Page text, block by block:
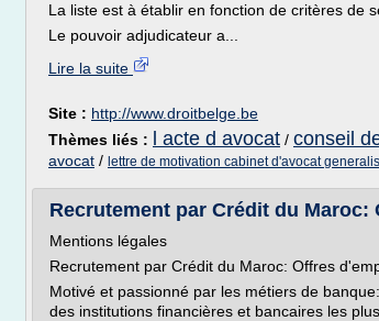
La liste est à établir en fonction de critères de
Le pouvoir adjudicateur a...
Lire la suite
Site : http://www.droitbelge.be
Thèmes liés :
l acte d avocat / conseil
avocat / lettre de motivation cabinet d'avocat
Recrutement par Crédit du Maroc:
Mentions légales
Recrutement par Crédit du Maroc: Offres
Motivé et passionné par les métiers de
des institutions financières et bancaires les